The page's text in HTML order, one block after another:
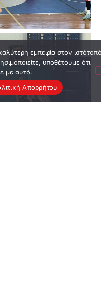
εμπειρία στον ιστότοπό
υποθέτουμε ότι
με αυτό.
Απορρήτου